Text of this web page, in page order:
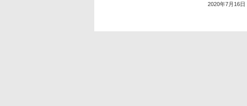
2020年7月16日